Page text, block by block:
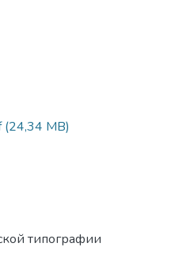
(24,34 MB)
типографии